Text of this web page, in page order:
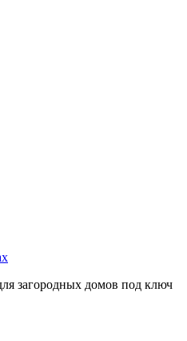
загородных домов под ключ